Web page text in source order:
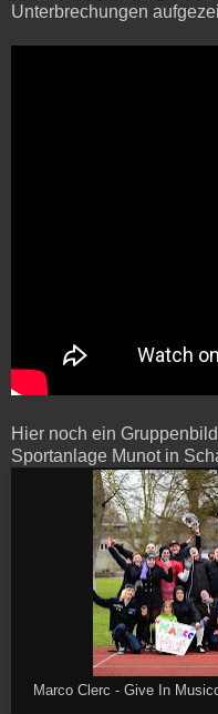
Unterbrechungen
Hier noch ein
Sportanlage Munot in
Marco Clerc - Give In